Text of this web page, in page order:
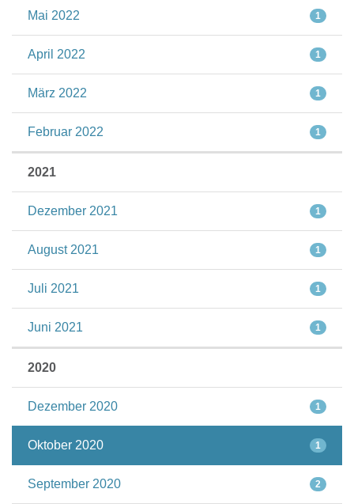
Mai 2022 1
April 2022 1
März 2022 1
Februar 2022 1
2021
Dezember 2021 1
August 2021 1
Juli 2021 1
Juni 2021 1
2020
Dezember 2020 1
Oktober 2020 1
September 2020 2